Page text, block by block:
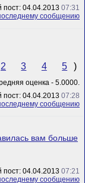
пост: 04.04.2013 07:31
2 3 4 5 )
пост: 04.04.2013 07:28
вам больше
пост: 04.04.2013 07:21